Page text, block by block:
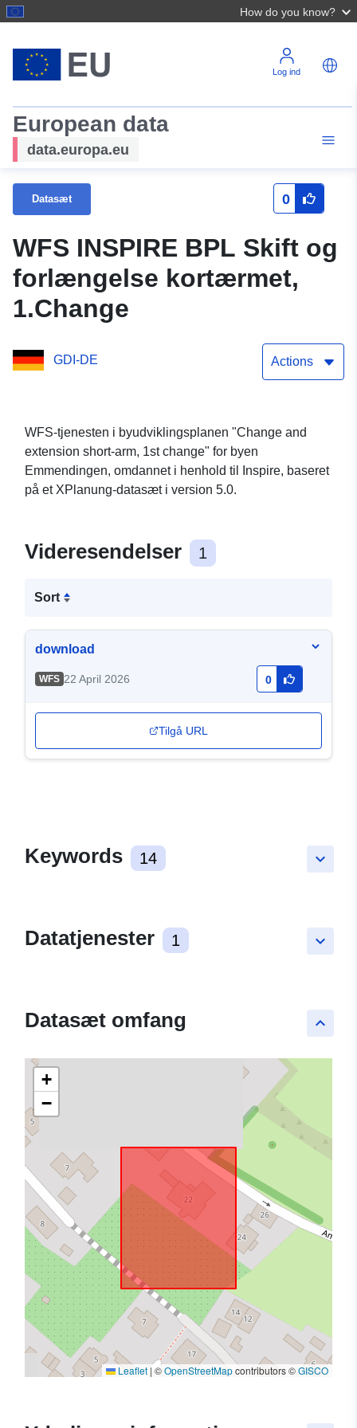
How do you know?
Log ind
European data
data.europa.eu
Datasæt 0
WFS INSPIRE BPL Skift og
forlængelse kortærmet,
1.Change
GDI-DE Actions
WFS-tjenesten i byudviklingsplanen "Change and
extension short-arm, 1st change" for byen
Emmendingen, omdannet i henhold til Inspire, baseret
på et XPlanung-datasæt i version 5.0.
Videresendelser 1
Sort
download
WFS 22 April 2026 0
Tilgå URL
keyboard_arrow_down
Keywords 14
keyboard_arrow_down
Datatjenester 1
keyboard_arrow_up
Datasæt omfang
+
−
Leaflet | ©OpenStreetMapcontributors ©GISCO